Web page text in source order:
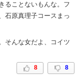
ることないもんな。フ
石原真理子コースまっ
そんな女だよ、コイツ
8 8